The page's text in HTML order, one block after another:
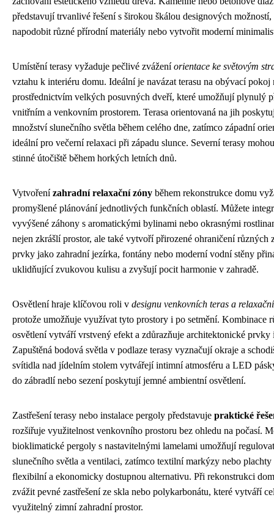
představují trvanlivé řešení s širokou škálou designových
napodobit různé přírodní materiály nebo vytvořit moderní
Umístění terasy vyžaduje pečlivé zváženíorientace ke světovým
vztahu k interiéru domu. Ideální je navázat terasu na obývací pokoj
prostřednictvím velkých posuvných dveří, které umožňují plynulý
vnitřním a venkovním prostorem. Terasa orientovaná na jih
množství slunečního světla během celého dne, zatímco západní
ideální pro večerní relaxaci při západu slunce. Severní terasy
stinné útočiště během horkých letních dnů.
Vytvořenízahradní relaxační zóny během rekonstrukce domu
promyšlené plánování jednotlivých funkčních oblastí. Můžete
vyvýšené záhony s aromatickými bylinami nebo okrasnými
nejen zkrášlí prostor, ale také vytvoří přirozené ohraničení různých
prvky jako zahradní jezírka, fontány nebo moderní vodní stěny
uklidňující zvukovou kulisu a zvyšují pocit harmonie v zahradě.
Osvětlení hraje klíčovou roli v designu venkovních teras a
protože umožňuje využívat tyto prostory i po setmění. Kombinace
osvětlení vytváří vrstvený efekt a zdůrazňuje architektonické prvky
Zapuštěná bodová světla v podlaze terasy vyznačují okraje a
svítidla nad jídelním stolem vytvářejí intimní atmosféru a LED
do zábradlí nebo sezení poskytují jemné ambientní osvětlení.
Zastřešení terasy nebo instalace pergoly představuje praktické
rozšiřuje využitelnost venkovního prostoru bez ohledu na počasí.
bioklimatické pergoly s nastavitelnými lamelami umožňují
slunečního světla a ventilaci, zatímco textilní markýzy nebo plachty
flexibilní a ekonomicky dostupnou alternativu. Při rekonstrukci
zvážit pevné zastřešení ze skla nebo polykarbonátu, které vytváří
využitelný zimní zahradní prostor.